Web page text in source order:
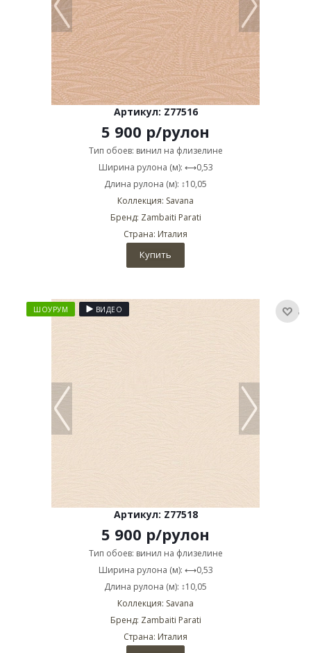
Артикул: Z77516
5 900 р/рулон
Тип обоев: винил на флизелине
Ширина рулона (м): ⟷0,53
Длина рулона (м): ↕10,05
Коллекция: Savana
Бренд: Zambaiti Parati
Страна: Италия
Купить
ШОУРУМ ВИДЕО
Артикул: Z77518
5 900 р/рулон
Тип обоев: винил на флизелине
Ширина рулона (м): ⟷0,53
Длина рулона (м): ↕10,05
Коллекция: Savana
Бренд: Zambaiti Parati
Страна: Италия